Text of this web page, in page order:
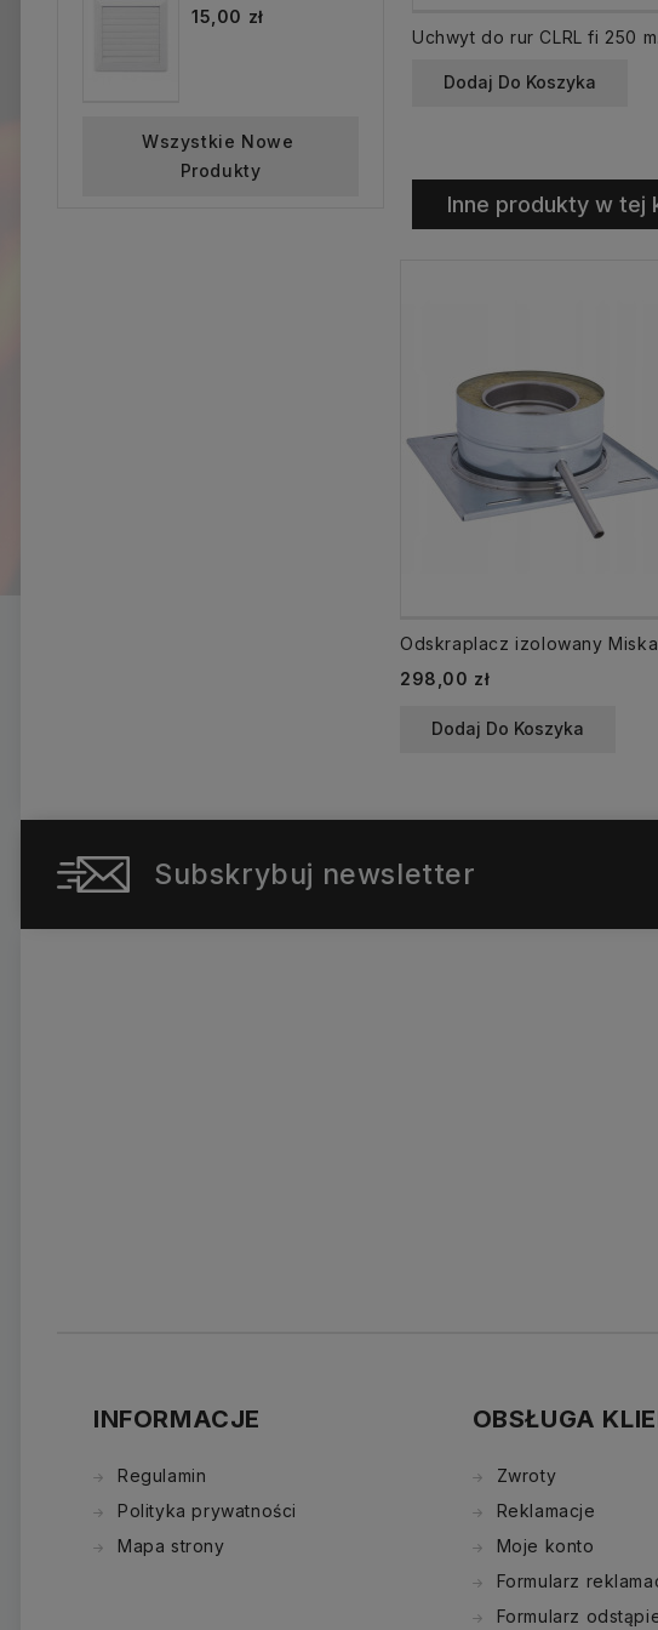
15,00 zł
Wszystkie Nowe
Produkty
Dodaj Do Koszyka
Inne produkty w tej
Cena
298,00 zł
Dodaj Do Koszyka
Subskrybuj newsletter
INFORMACJE
Regulamin
Polityka prywatności
Mapa strony
OBSŁUGA
Zwroty
Reklamacje
Moje konto
Formularz
Formularz